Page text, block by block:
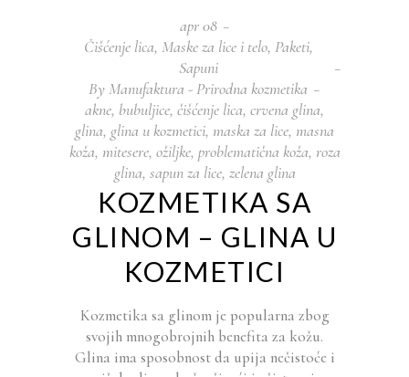
apr 08
Čišćenje lica, Maske za lice i telo, Paketi,
Sapuni
By Manufaktura - Prirodna kozmetika
akne, bubuljice, čišćenje lica, crvena glina,
glina, glina u kozmetici, maska za lice, masna
koža, mitesere, ožiljke, problematična koža, roza
glina, sapun za lice, zelena glina
KOZMETIKA SA
GLINOM – GLINA U
KOZMETICI
Kozmetika sa glinom je popularna zbog
svojih mnogobrojnih benefita za kožu.
Glina ima sposobnost da upija nečistoće i